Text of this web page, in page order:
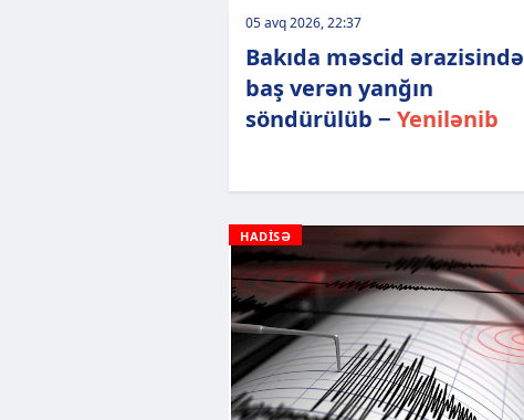
05 avq 2026, 22:37
Bakıda məscid ərazisində
baş verən yanğın
söndürülüb − Yenilənib
HADİSƏ